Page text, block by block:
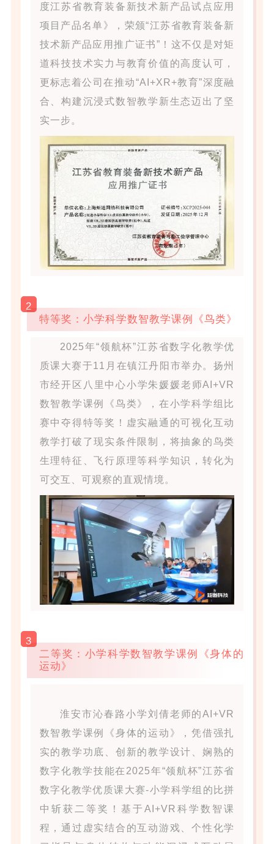
度江苏省教育装备新技术新产品试点应用
项目产品名单》，荣颁“江苏省教育装备新
技术新产品应用推广证书”！这不仅是对矩
道科技技术实力与教育价值的高度认可，
更标志着公司在推动“AI+XR+教育”深度融
合、构建沉浸式数智教学新生态迈出了坚
实一步。
2
特等奖：小学科学数智教学课例《鸟类》
2025年“领航杯”江苏省数字化教学优
质课大赛于11月在镇江丹阳市举办。扬州
市经开区八里中心小学朱媛媛老师AI+VR
数智教学课例《鸟类》，在小学科学组比
赛中夺得特等奖！虚实融通的可视化互动
教学打破了现实条件限制，将抽象的鸟类
生理特征、飞行原理等科学知识，转化为
可交互、可观察的直观情境。
3
二等奖：小学科学数智教学课例《身体的
运动》
淮安市沁春路小学刘倩老师的AI+VR
数智教学课例《身体的运动》，凭借强扎
实的教学功底、创新的教学设计、娴熟的
数字化教学技能在2025年“领航杯”江苏省
数字化教学优质课大赛-小学科学组的比拼
中斩获二等奖！基于AI+VR科学数智课
程，通过虚实结合的互动游戏、个性化学